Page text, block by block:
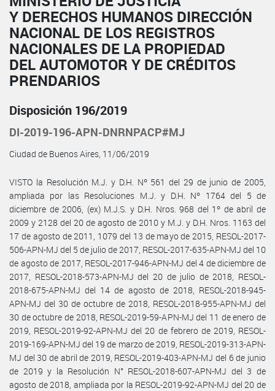
Y DERECHOS HUMANOS DIRECCIÓN
NACIONAL DE LOS REGISTROS
NACIONALES DE LA PROPIEDAD
DEL AUTOMOTOR Y DE CRÉDITOS
PRENDARIOS
Disposición 196/2019
DI-2019-196-APN-DNRNPACP#MJ
Ciudad de Buenos Aires, 11/06/2019
VISTO la Resolución M.J. y D.H. Nº 561 del 29 de junio de 2005,
ampliada por las Resoluciones M.J. y D.H. Nº 1764 del 5 de
diciembre de 2006, (ex) M.J.S. y D.H. Nros. 968 del 1º de abril de
2009 y 2128 del 20 de agosto de 2010 y M.J. y D.H. Nros. 1163 del
17 de agosto de 2011, 1079 del 13 de mayo de 2015, RESOL-2017-
506-APN-MJ del 5 de julio de 2017, RESOL-2017-635-APN-MJ del 10
de agosto de 2017, RESOL-2017-946-APN-MJ del 4 de diciembre de
2017, RESOL-2018-573-APN-MJ del 20 de julio de 2018, RESOL-
2018-675-APN-MJ del 14 de agosto de 2018, RESOL-2018-945-
APN-MJ del 30 de octubre de 2018, RESOL-2018-955-APN-MJ del
30 de octubre de 2018, RESOL-2019-59-APN-MJ del 11 de enero de
2019, RESOL-2019-92-APN-MJ del 20 de febrero de 2019, RESOL-
2019-169-APN-MJ del 19 de marzo de 2019, RESOL-2019-313-APN-
MJ del 30 de abril de 2019, RESOL-2019-403-APN-MJ del 6 de junio
de 2019 y la Resolución N° RESOL-2018-607-APN-MJ del 3 de
agosto de 2018, ampliada por la RESOL-2019-92-APN-MJ del 20 de